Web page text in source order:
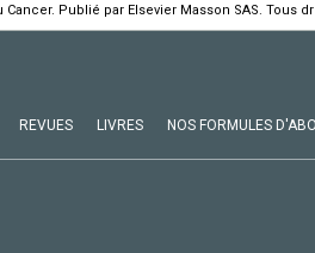
Publié par Elsevier Masson SAS. Tous
REVUES LIVRES NOS FORMULES